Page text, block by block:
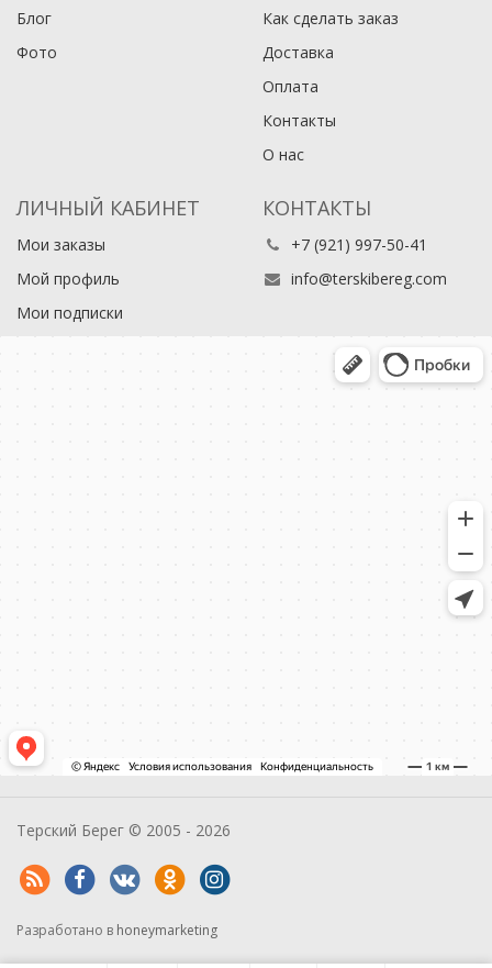
Блог
Фото
Как сделать заказ
Доставка
Оплата
Контакты
О нас
ЛИЧНЫЙ КАБИНЕТ
Мои заказы
Мой профиль
Мои подписки
КОНТАКТЫ
+7 (921) 997-50-41
info@terskibereg.com
Терский Берег © 2005 - 2026
Разработано в honeymarketing